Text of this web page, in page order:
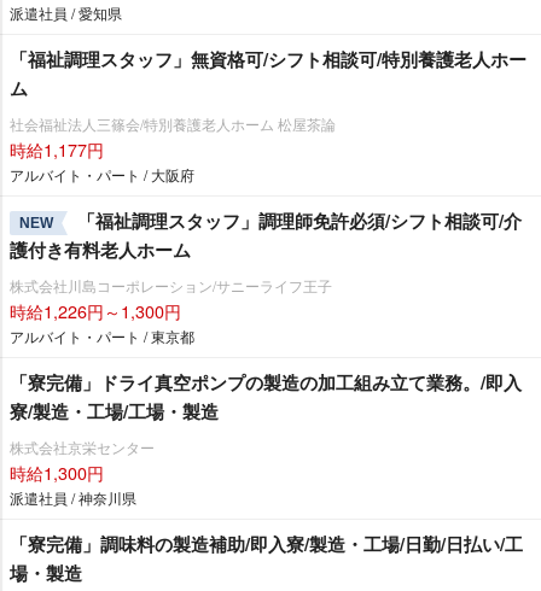
派遣社員 / 愛知県
「福祉調理スタッフ」無資格可/シフト相談可/特別養護老人ホー
ム
社会福祉法人三篠会/特別養護老人ホーム 松屋茶論
時給1,177円
アルバイト・パート / 大阪府
NEW
「福祉調理スタッフ」調理師免許必須/シフト相談可/介
護付き有料老人ホーム
株式会社川島コーポレーション/サニーライフ王子
時給1,226円～1,300円
アルバイト・パート / 東京都
「寮完備」ドライ真空ポンプの製造の加工組み立て業務。/即入
寮/製造・工場/工場・製造
株式会社京栄センター
時給1,300円
派遣社員 / 神奈川県
「寮完備」調味料の製造補助/即入寮/製造・工場/日勤/日払い/工
場・製造